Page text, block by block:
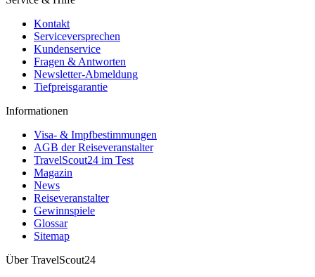
Kontakt
Serviceversprechen
Kundenservice
Fragen & Antworten
Newsletter-Abmeldung
Tiefpreisgarantie
Informationen
Visa- & Impfbestimmungen
AGB der Reiseveranstalter
TravelScout24 im Test
Magazin
News
Reiseveranstalter
Gewinnspiele
Glossar
Sitemap
Über TravelScout24